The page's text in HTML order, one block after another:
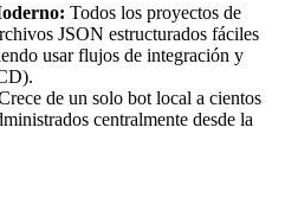
Todos los proyectos de
JSON estructurados fáciles
usar flujos de integración y
de un solo bot local a cientos
centralmente desde la